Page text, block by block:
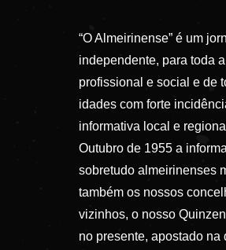
“O Almeirinense” é um
independente, para toda
profissional e social e de
idades com forte
informativa local e
Outubro de 1955 a
sobretudo almeirinenses
também os nossos
vizinhos, o nosso
no presente, apostado na